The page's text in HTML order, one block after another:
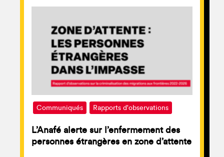
Communiqués Rapports d'observations
L’Anafé alerte sur l’enfermement des
personnes étrangères en zone d’attente